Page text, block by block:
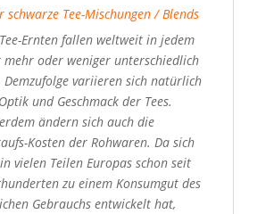
schwarze Tee-Mischungen / Blends
Ernten fallen weltweit in jedem
mehr oder weniger unterschiedlich
Demzufolge variieren sich natürlich
und Geschmack der Tees.
ändern sich auch die
Kosten der Rohwaren. Da sich
vielen Teilen Europas schon seit
zu einem Konsumgut des
Gebrauchs entwickelt hat,